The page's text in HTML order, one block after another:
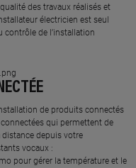
des travaux réalisés et
électricien est seul
contrôle de l’installation
de produits connectés
qui permettent de
depuis votre
vocaux :
pour gérer la température et le